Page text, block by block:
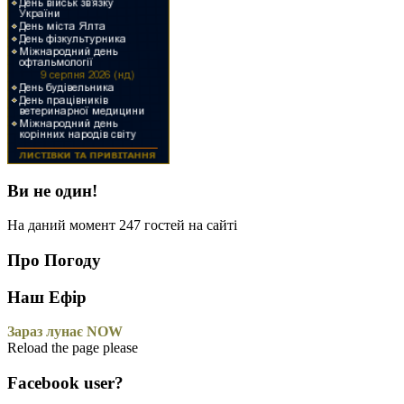
Ви не один!
На даний момент 247 гостей на сайті
Про Погоду
Наш Ефір
Зараз лунає NOW
Reload the page please
Facebook user?